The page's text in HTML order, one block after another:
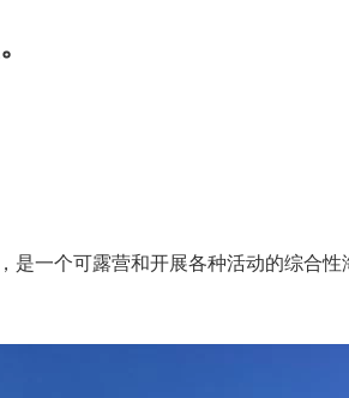
是一个可露营和开展各种活动的综合性